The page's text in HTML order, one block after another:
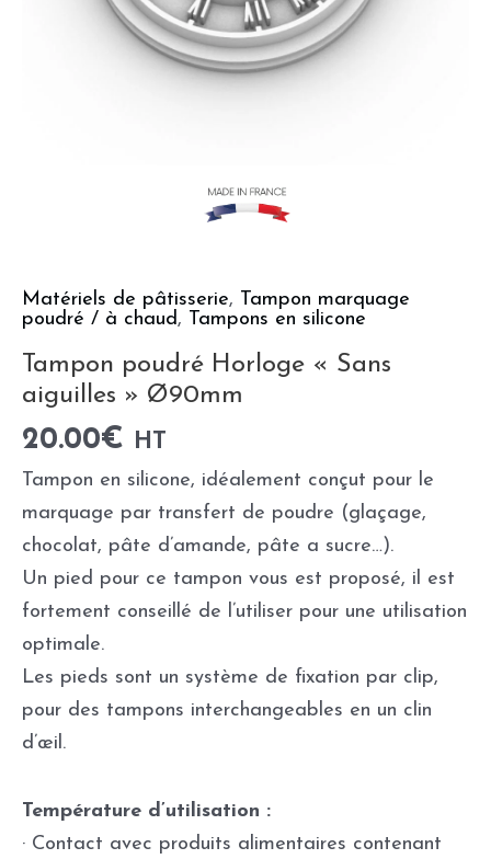
Matériels de pâtisserie, Tampon marquage
poudré / à chaud , Tampons en silicone
Tampon poudré Horloge « Sans
aiguilles » Ø90mm
20.00€ HT
Tampon en silicone, idéalement conçut pour le
marquage par transfert de poudre (glaçage,
chocolat, pâte d’amande, pâte a sucre…).
Un pied pour ce tampon vous est proposé, il est
fortement conseillé de l’utiliser pour une utilisation
optimale.
Les pieds sont un système de fixation par clip,
pour des tampons interchangeables en un clin
d’œil.
Température d’utilisation :
· Contact avec produits alimentaires contenant